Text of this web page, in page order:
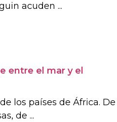
acuden ...
entre el mar y el
los países de África. De
de ...